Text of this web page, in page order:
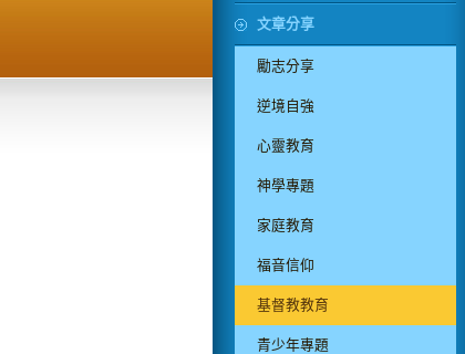
文章分享
勵志分享
逆境自強
心靈教育
神學專題
家庭教育
福音信仰
基督教教育
青少年專題